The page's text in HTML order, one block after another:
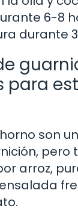
6-8
durante
para
son
pero
arroz,